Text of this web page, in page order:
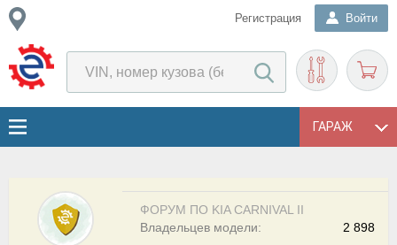
Регистрация Войти
ГАРАЖ
ФОРУМ ПО KIA CARNIVAL II
2 898
Владельцев модели: